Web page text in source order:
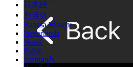
日本語
한국어
Bahasa Melayu
Nederlands
Norsk
Polski
Português